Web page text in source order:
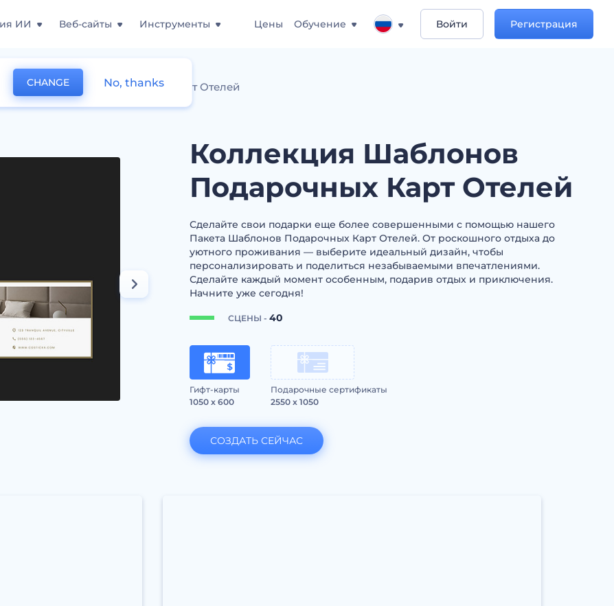
ИИ Веб-сайты Инструменты Цены Обучение Войти Регистрация
Шаблонов Подарочных Карт Отелей
Коллекция Шаблонов
Подарочных Карт Отелей
Сделайте свои подарки еще более совершенными с помощью нашего
Пакета Шаблонов Подарочных Карт Отелей. От роскошного отдыха до
уютного проживания — выберите идеальный дизайн, чтобы
персонализировать и поделиться незабываемыми впечатлениями.
Сделайте каждый момент особенным, подарив отдых и приключения.
Начните уже сегодня!
СЦЕНЫ - 40
Гифт-карты
1050 x 600
Подарочные сертификаты
2550 x 1050
СОЗДАТЬ СЕЙЧАС
CHANGE No, thanks